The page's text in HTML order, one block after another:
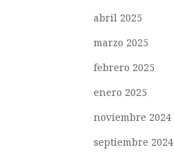
abril 2025
marzo 2025
febrero 2025
enero 2025
noviembre 2024
septiembre 2024